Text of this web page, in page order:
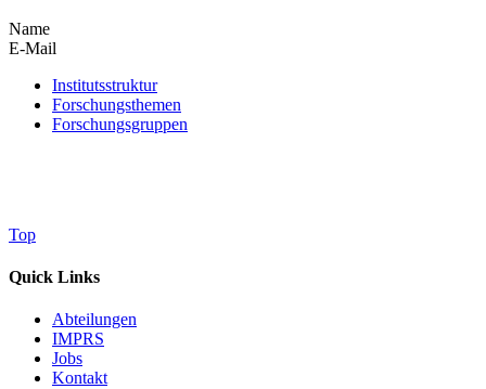
Name
E-Mail
Institutsstruktur
Forschungsthemen
Forschungsgruppen
Top
Quick Links
Abteilungen
IMPRS
Jobs
Kontakt